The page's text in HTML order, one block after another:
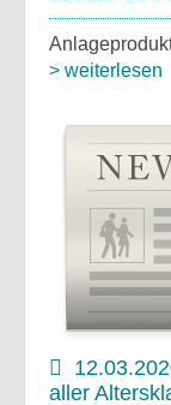
> weiterlesen
aller